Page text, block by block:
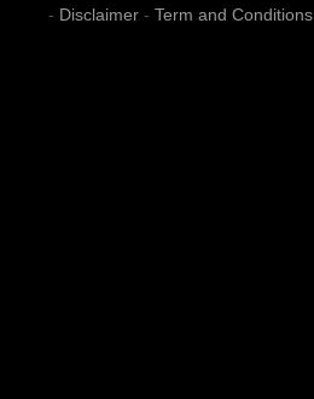
- Disclaimer - Term and Conditions